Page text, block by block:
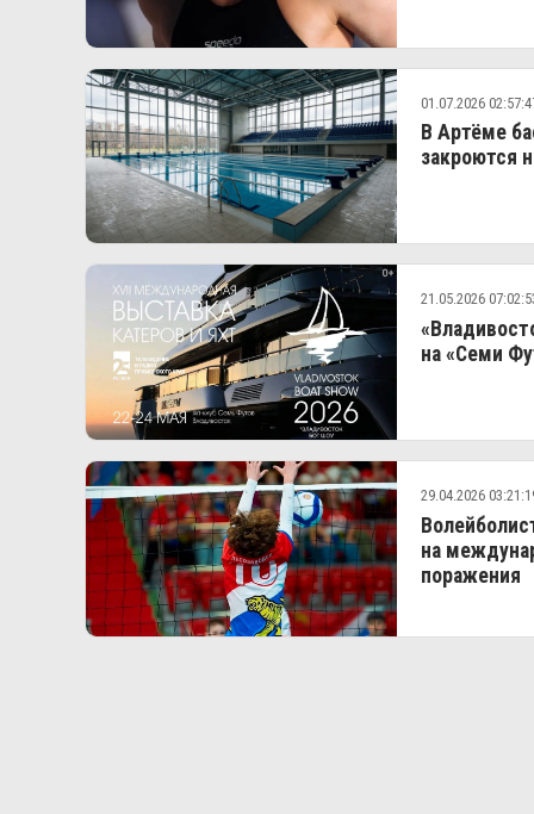
01.07.2026
В Артёме
закроются
21.05.2026
на «Семи
29.04.2026
на
поражения